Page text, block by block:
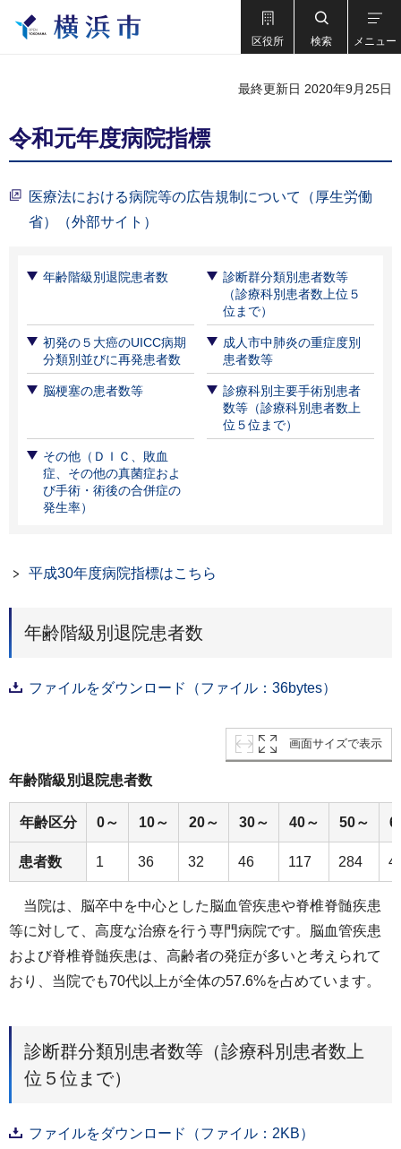
区役所 検索 メニュー
最終更新日 2020年9月25日
令和元年度病院指標
医療法における病院等の広告規制について（厚生労働
省）（外部サイト）
年齢階級別退院患者数
診断群分類別患者数等
（診療科別患者数上位５
位まで）
初発の５大癌のUICC病期
分類別並びに再発患者数
成人市中肺炎の重症度別
患者数等
脳梗塞の患者数等
診療科別主要手術別患者
数等（診療科別患者数上
位５位まで）
その他（ＤＩＣ、敗血
症、その他の真菌症およ
び手術・術後の合併症の
発生率）
平成30年度病院指標はこちら
年齢階級別退院患者数
ファイルをダウンロード（ファイル：36bytes）
画面サイズで表示
年齢階級別退院患者数
年齢区分 0～ 10～ 20～ 30～ 40～ 50～
患者数 1 36 32 46 117 284
当院は、脳卒中を中心とした脳血管疾患や脊椎脊髄疾患
等に対して、高度な治療を行う専門病院です。脳血管疾患
および脊椎脊髄疾患は、高齢者の発症が多いと考えられて
おり、当院でも70代以上が全体の57.6%を占めています。
診断群分類別患者数等（診療科別患者数上
位５位まで）
ファイルをダウンロード（ファイル：2KB）